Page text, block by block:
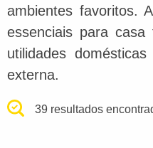
ambientes favoritos.
essenciais para
utilidades
externa.
39 resultados